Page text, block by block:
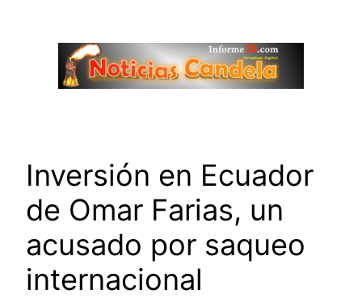
contenido
Inversión en Ecuador
de Omar Farias, un
acusado por saqueo
internacional